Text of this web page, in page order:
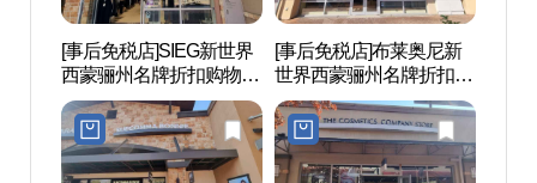
[事后免税店]SIEG新世界
西蒙骊州名牌折扣购物中
心(지이크 신세계사이먼
프리미엄아울렛 여주점)
[事后免税店]布莱奥尼新
世界西蒙骊州名牌折扣购
物中心(브리오니 신세계
사이먼프리미엄아울렛
여주점)